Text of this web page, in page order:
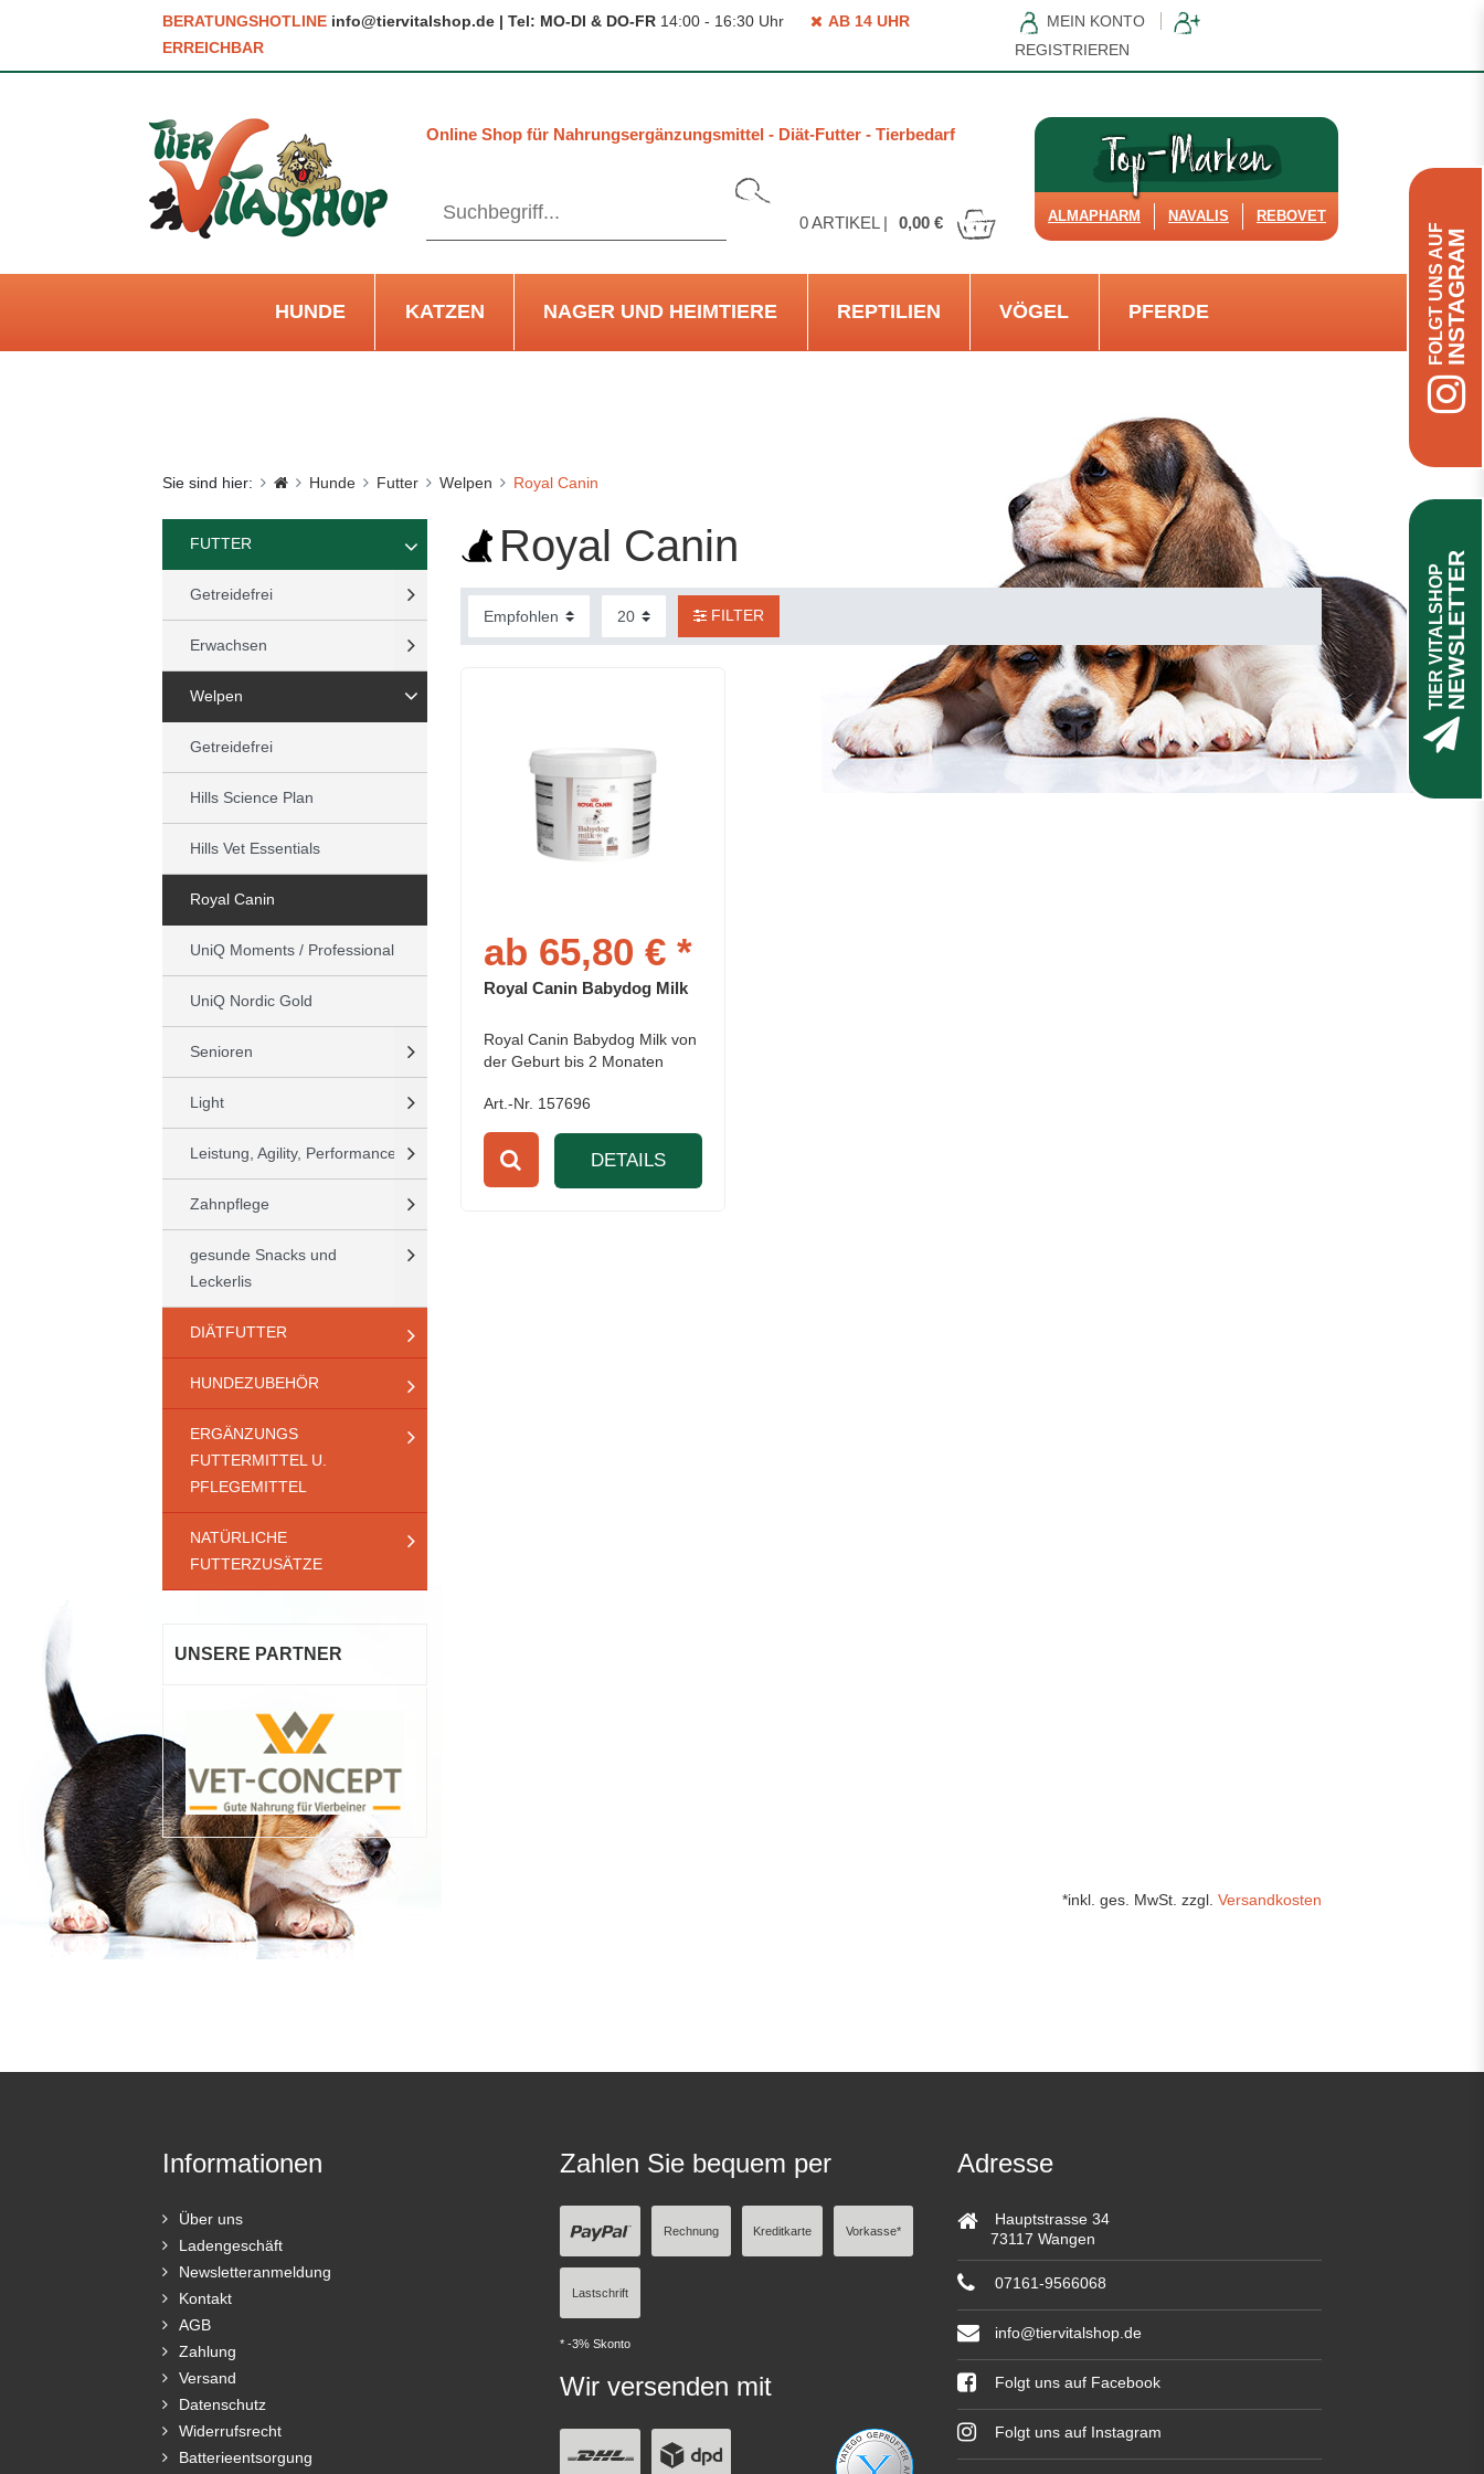
BERATUNGSHOTLINE info@tiervitalshop.de | Tel: MO-DI & DO-FR 14:00 - 16:30 Uhr
AB 14 UHR
ERREICHBAR
MEIN KONTO
REGISTRIEREN
Online Shop für Nahrungsergänzungsmittel - Diät-Futter - Tierbedarf
0ARTIKEL | 0,00 € ALMAPHARM NAVALIS REBOVET
HUNDE KATZEN NAGER UND HEIMTIERE REPTILIEN VÖGEL PFERDE
Sie sind hier: Hunde Futter Welpen Royal Canin
FUTTER
Getreidefrei
Erwachsen
Welpen
Getreidefrei
Hills Science Plan
Hills Vet Essentials
Royal Canin
UniQ Moments / Professional
UniQ Nordic Gold
Senioren
Light
Leistung, Agility, Performance
Zahnpflege
gesunde Snacks und
Leckerlis
DIÄTFUTTER
HUNDEZUBEHÖR
ERGÄNZUNGS
FUTTERMITTEL U.
PFLEGEMITTEL
NATÜRLICHE
FUTTERZUSÄTZE
UNSERE PARTNER
Royal Canin
FILTER
ab 65,80 € *
Royal Canin Babydog Milk
Royal Canin Babydog Milk von
der Geburt bis 2 Monaten
Art.-Nr. 157696
DETAILS
*inkl. ges. MwSt. zzgl. Versandkosten
Informationen
Über uns
Ladengeschäft
Newsletteranmeldung
Kontakt
AGB
Zahlung
Versand
Datenschutz
Widerrufsrecht
Batterieentsorgung
Zahlen Sie bequem per
Rechnung Kreditkarte Vorkasse*
Lastschrift
* -3% Skonto
Wir versenden mit
Adresse
Hauptstrasse 34
73117 Wangen
07161-9566068
info@tiervitalshop.de
Folgt uns auf Facebook
Folgt uns auf Instagram
FOLGT UNS AUFINSTAGRAM
TIER VITALSHOPNEWSLETTER